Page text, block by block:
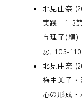
北見由奈
実践 1-3
与理子(編
房, 103-
北見由奈
梅由美子
心の形成